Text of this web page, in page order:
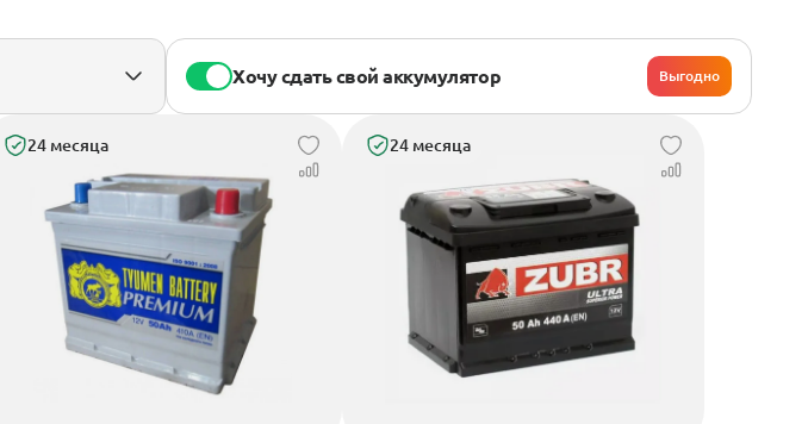
Хочу сдать свой аккумулятор Выгодно
24 месяца 24 месяца